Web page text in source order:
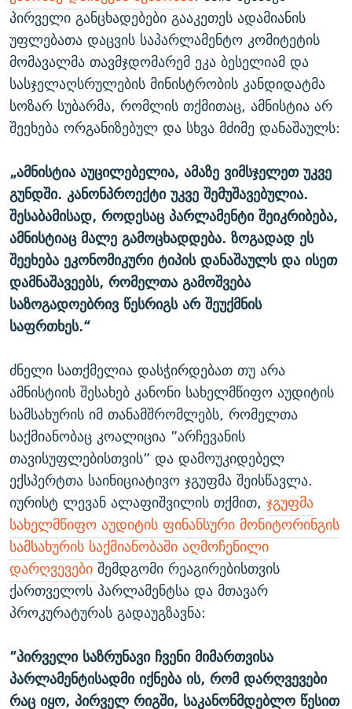
პირველი განცხადებები გააკეთეს ადამიანის
უფლებათა დაცვის საპარლამენტო კომიტეტის
მომავალმა თავმჯდომარემ ეკა ბესელიამ და
სასჯელაღსრულების მინისტრობის კანდიდატმა
სოზარ სუბარმა, რომლის თქმითაც, ამნისტია არ
შეეხება ორგანიზებულ და სხვა მძიმე დანაშაულს:
„ამნისტია აუცილებელია, ამაზე ვიმსჯელეთ უკვე
გუნდში. კანონპროექტი უკვე შემუშავებულია.
შესაბამისად, როდესაც პარლამენტი შეიკრიბება,
ამნისტიაც მალე გამოცხადდება. ზოგადად ეს
შეეხება ეკონომიკური ტიპის დანაშაულს და ისეთ
დამნაშავეებს, რომელთა გამოშვება
საზოგადოებრივ წესრიგს არ შეუქმნის
საფრთხეს.“
ძნელი სათქმელია დასჭირდებათ თუ არა
ამნისტიის შესახებ კანონი სახელმწიფო აუდიტის
სამსახურის იმ თანამშრომლებს, რომელთა
საქმიანობაც კოალიცია ”არჩევანის
თავისუფლებისთვის” და დამოუკიდებელ
ექსპერტთა საინიციატივო ჯგუფმა შეისწავლა.
იურისტ ლევან ალაფიშვილის თქმით, ჯგუფმა
სახელმწიფო აუდიტის ფინანსური მონიტორინგის
სამსახურის საქმიანობაში აღმოჩენილი
დარღვევებიშემდგომი რეაგირებისთვის
ქართველოს პარლამენტსა და მთავარ
პროკურატურას გადაუგზავნა:
”პირველი საზრუნავი ჩვენი მიმართვისა
პარლამენტისადმი იქნება ის, რომ დარღვევები
რაც იყო, პირველ რიგში, საკანონმდებლო წესით